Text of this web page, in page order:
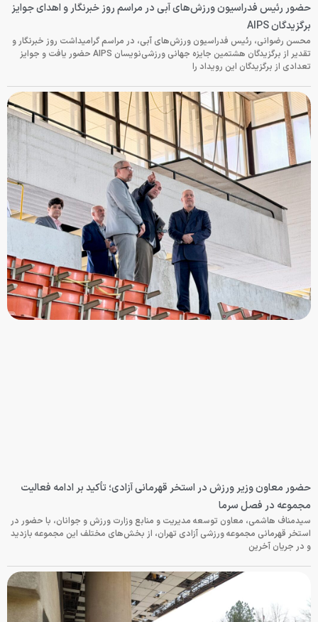
حضور رئیس فدراسیون ورزش‌های آبی در مراسم روز خبرنگار و اهدای جوایز
برگزیدگان AIPS
محسن رضوانی، رئیس فدراسیون ورزش‌های آبی، در مراسم گرامیداشت روز خبرنگار و
تقدیر از برگزیدگان هشتمین جایزه جهانی ورزشی‌نویسان AIPS حضور یافت و جوایز
تعدادی از برگزیدگان این رویداد را
حضور معاون وزیر ورزش در استخر قهرمانی آزادی؛ تأکید بر ادامه فعالیت
مجموعه در فصل سرما
سیدمناف هاشمی، معاون توسعه مدیریت و منابع وزارت ورزش و جوانان، با حضور در
استخر قهرمانی مجموعه ورزشی آزادی تهران، از بخش‌های مختلف این مجموعه بازدید
و در جریان آخرین